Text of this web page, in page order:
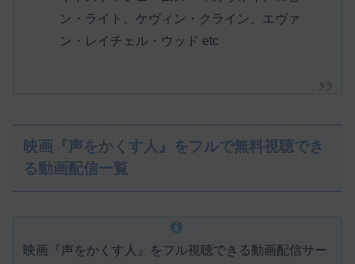
ン・ライト、ケヴィン・クライン、エヴァ
ン・レイチェル・ウッド etc
映画『声をかくす人』をフルで無料視聴でき
る動画配信一覧
映画『声をかくす人』をフル視聴できる動画配信サー